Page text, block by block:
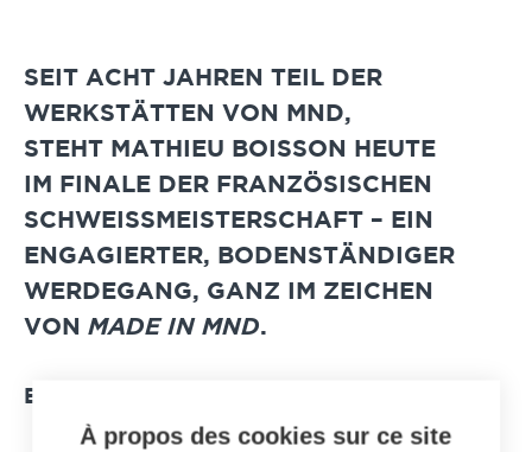
SEIT ACHT JAHREN TEIL DER
WERKSTÄTTEN VON MND,
STEHT MATHIEU BOISSON
HEUTE
IM
FINALE DER FRANZÖSISCHEN
SCHWEISSMEISTERSCHAFT
– EIN
ENGAGIERTER, BODENSTÄNDIGER
WERDEGANG, GANZ IM ZEICHEN
VON MADE IN MND.
EIN SPITZNAME, DER BLEIBT
À propos des cookies sur ce site